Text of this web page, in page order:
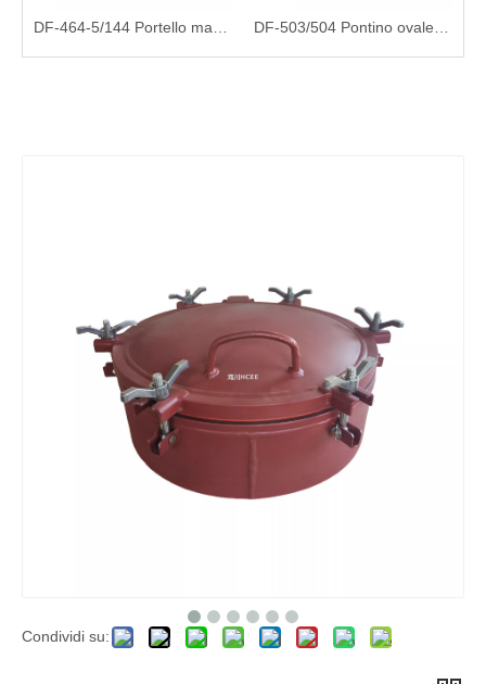
DF-464-5/144 Portello marino a tenuta stagna a doppio strato per navi DF-503/504 Pontino ovale a più bulloni a filo
Condividi su: